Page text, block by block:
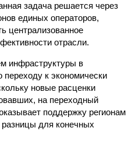
задача решается через
единых операторов,
централизованное
отрасли.
инфраструктуры в
переходу к экономически
новые расценки
на переходный
поддержку регионам
для конечных